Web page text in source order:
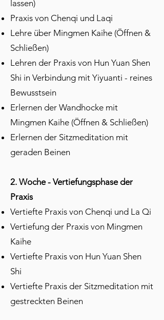
lassen)
Praxis von Chenqi und Laqi
Lehre über Mingmen Kaihe (Öffnen &
Schließen)
Lehren der Praxis von Hun Yuan Shen
Shi in Verbindung mit Yiyuanti - reines
Bewusstsein
Erlernen der Wandhocke mit
Mingmen Kaihe (Öffnen & Schließen)
Erlernen der Sitzmeditation mit
geraden Beinen
2. Woche - Vertiefungsphase der
Praxis
Vertiefte Praxis von Chenqi und La Qi
Vertiefung der Praxis von Mingmen
Kaihe
Vertiefte Praxis von Hun Yuan Shen
Shi
Vertiefte Praxis der Sitzmeditation mit
gestreckten Beinen